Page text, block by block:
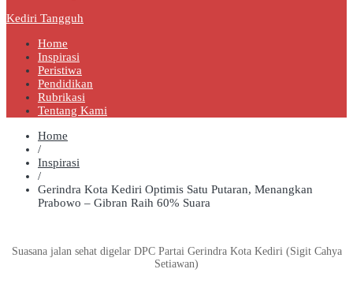
Kediri Tangguh
Home
Inspirasi
Peristiwa
Pendidikan
Rubrikasi
Tentang Kami
Home
/
Inspirasi
/
Gerindra Kota Kediri Optimis Satu Putaran, Menangkan
Prabowo – Gibran Raih 60% Suara
Suasana jalan sehat digelar DPC Partai Gerindra Kota Kediri (Sigit Cahya
Setiawan)